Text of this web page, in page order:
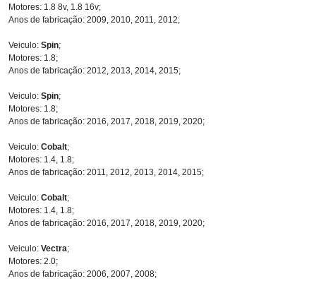
Motores: 1.8 8v, 1.8 16v;
Anos de fabricação: 2009, 2010, 2011, 2012;
Veiculo: Spin;
Motores: 1.8;
Anos de fabricação: 2012, 2013, 2014, 2015;
Veiculo: Spin;
Motores: 1.8;
Anos de fabricação: 2016, 2017, 2018, 2019, 2020;
Veiculo: Cobalt;
Motores: 1.4, 1.8;
Anos de fabricação: 2011, 2012, 2013, 2014, 2015;
Veiculo: Cobalt;
Motores: 1.4, 1.8;
Anos de fabricação: 2016, 2017, 2018, 2019, 2020;
Veiculo: Vectra;
Motores: 2.0;
Anos de fabricação: 2006, 2007, 2008;